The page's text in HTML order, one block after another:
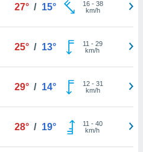
27° / 15° 16- 38
km/h
25° / 13° 11 - 29
km/h
29° / 14° 12- 31
km/h
28° / 19° 11 - 40
km/h